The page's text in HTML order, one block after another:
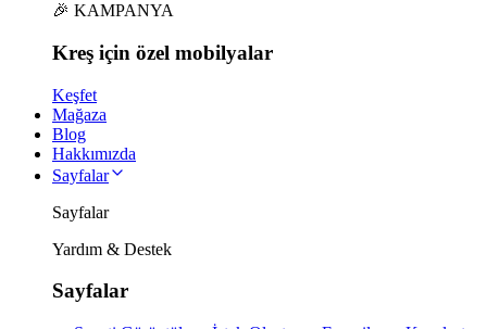
🎉 KAMPANYA
Kreş için özel mobilyalar
Keşfet
Mağaza
Blog
Hakkımızda
Sayfalar
Sayfalar
Yardım & Destek
Sayfalar